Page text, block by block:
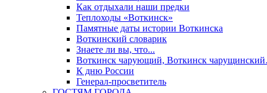
Как отдыхали наши предки
Теплоходы «Воткинск»
Памятные даты истории Воткинска
Воткинский словарик
Знаете ли вы, что...
Воткинск чарующий, Воткинск
К дню России
Генерал-просветитель